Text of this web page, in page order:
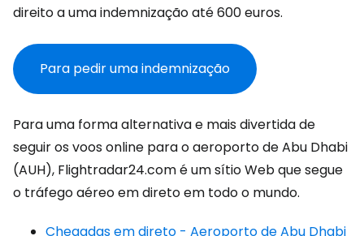
direito a uma indemnização até 600 euros.
Para pedir uma indemnização
Para uma forma alternativa e mais divertida de
seguir os voos online para o aeroporto de Abu Dhabi
(AUH), Flightradar24.com é um sítio Web que segue
o tráfego aéreo em direto em todo o mundo.
Chegadas em direto - Aeroporto de Abu Dhabi